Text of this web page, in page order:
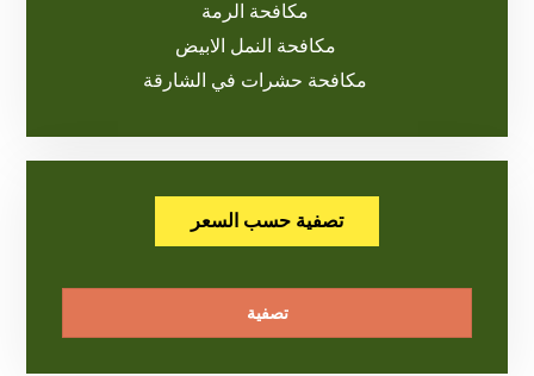
مكافحة الرمة
مكافحة النمل الابيض
مكافحة حشرات في الشارقة
تصفية حسب السعر
تصفية